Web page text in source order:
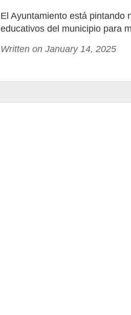
El Ayuntamiento está pintando
educativos del municipio para
Written on January 14, 2025